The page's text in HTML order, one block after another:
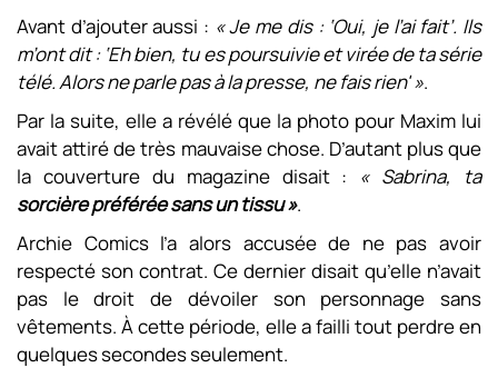
Avant d’ajouter aussi : « Je me dis : ‘Oui, je l’ai fait’. Ils
m’ont dit : ‘Eh bien, tu es poursuivie et virée de ta série
télé. Alors ne parle pas à la presse, ne fais rien' ».
Par la suite, elle a révélé que la photo pour Maxim lui
avait attiré de très mauvaise chose. D’autant plus que
la couverture du magazine disait : « Sabrina, ta
sorcière préférée sans un tissu ».
Archie Comics l’a alors accusée de ne pas avoir
respecté son contrat. Ce dernier disait qu’elle n’avait
pas le droit de dévoiler son personnage sans
vêtements. À cette période, elle a failli tout perdre en
quelques secondes seulement.